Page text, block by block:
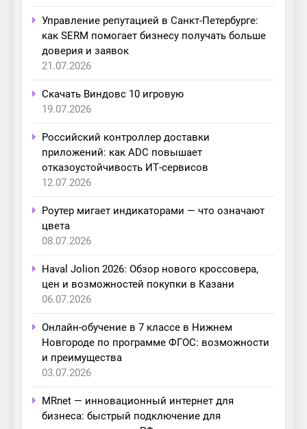
Управление репутацией в Санкт-Петербурге:
как SERM помогает бизнесу получать больше
доверия и заявок
21.07.2026
Скачать Виндовс 10 игровую
19.07.2026
Российский контроллер доставки
приложений: как ADC повышает
отказоустойчивость ИТ-сервисов
12.07.2026
Роутер мигает индикаторами — что означают
цвета
08.07.2026
Haval Jolion 2026: Обзор нового кроссовера,
цен и возможностей покупки в Казани
06.07.2026
Онлайн-обучение в 7 классе в Нижнем
Новгороде по программе ФГОС: возможности
и преимущества
03.07.2026
MRnet — инновационный интернет для
бизнеса: быстрый подключение для